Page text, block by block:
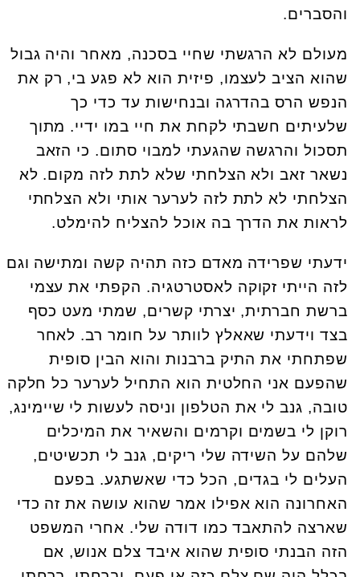
והסברים.
מעולם לא הרגשתי שחיי בסכנה, מאחר והיה גבול
שהוא הציב לעצמו, פיזית הוא לא פגע בי, רק את
הנפש הרס בהדרגה ובנחישות עד כדי כך
שלעיתים חשבתי לקחת את חיי במו ידיי. מתוך
תסכול והרגשה שהגעתי למבוי סתום. כי הזאב
נשאר זאב ולא הצלחתי שלא לתת לזה מקום. לא
הצלחתי לא לתת לזה לערער אותי ולא הצלחתי
לראות את הדרך בה אוכל להצליח להימלט.
ידעתי שפרידה מאדם כזה תהיה קשה ומתישה וגם
לזה הייתי זקוקה לאסטרטגיה. הקפתי את עצמי
ברשת חברתית, יצרתי קשרים, שמתי מעט כסף
בצד וידעתי שאאלץ לוותר על חומר רב. לאחר
שפתחתי את התיק ברבנות והוא הבין סופית
שהפעם אני החלטית הוא התחיל לערער כל חלקה
טובה, גנב לי את הטלפון וניסה לעשות לי שיימינג,
רוקן לי בשמים וקרמים והשאיר את המיכלים
שלהם על השידה שלי ריקים, גנב לי תכשיטים,
העלים לי בגדים, הכל כדי שאשתגע. בפעם
האחרונה הוא אפילו אמר שהוא עושה את זה כדי
שארצה להתאבד כמו דודה שלי. אחרי המשפט
הזה הבנתי סופית שהוא איבד צלם אנוש, אם